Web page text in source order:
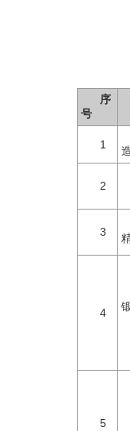
序
号
1
2
3
4
5